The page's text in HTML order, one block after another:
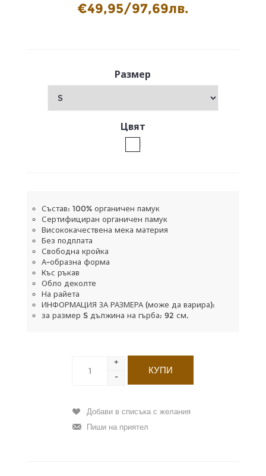
€49,95/97,69лв.
Размер
Цвят
Състав: 100% органичен памук
Сертифициран органичен памук
Висококачествена мека материя
Без подплата
Свободна кройка
А-образна форма
Къс ръкав
Обло деколте
На райета
ИНФОРМАЦИЯ ЗА РАЗМЕРА (може да варира):
за размер S дължина на гърба: 92 см.
+
-